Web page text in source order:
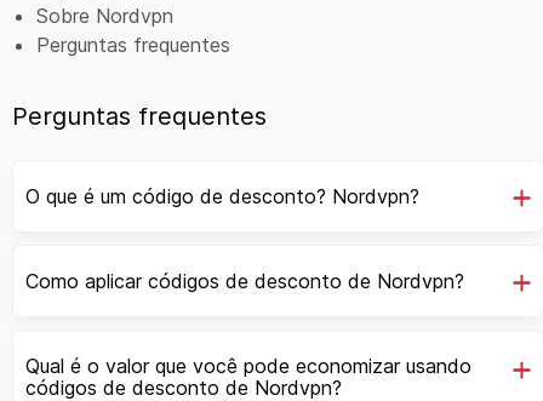
Sobre Nordvpn
Perguntas frequentes
Perguntas frequentes
O que é um código de desconto? Nordvpn?
Como aplicar códigos de desconto de Nordvpn?
Qual é o valor que você pode economizar usando
códigos de desconto de Nordvpn?